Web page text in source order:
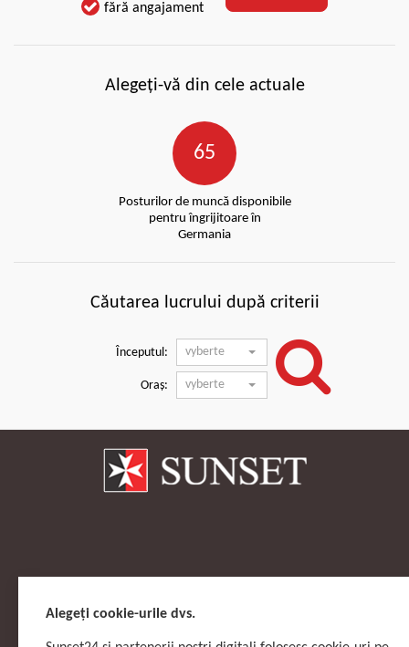
fără angajament
Alegeți-vă din cele actuale
65
Posturilor de muncă disponibile
pentru îngrijitoare în
Germania
Căutarea lucrului după criterii
Începutul: vyberte
Oraș: vyberte
Alegeți cookie-urile dvs.